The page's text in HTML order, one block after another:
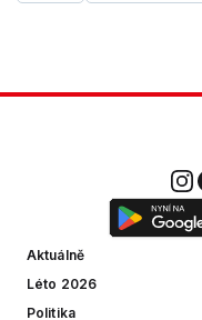
Aktuálně
Léto 2026
Politika